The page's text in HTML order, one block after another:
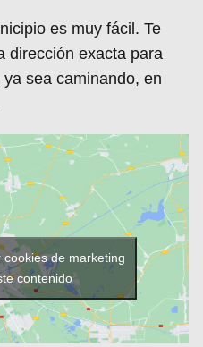
es muy fácil. Te
dirección exacta para
sea caminando, en
de marketing
contenido